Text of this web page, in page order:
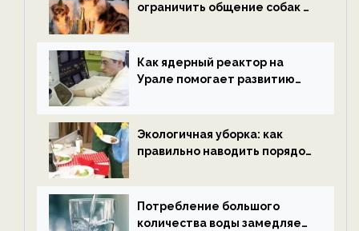
ограничить общение собак с
ECOportal
Как ядерный реактор на
Урале помогает развитию
ECOportal
Экологичная уборка: как
правильно наводить порядок
Потребление большого
количества воды замедляет